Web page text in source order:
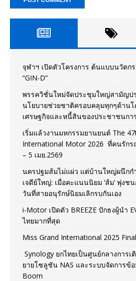
จุฬาฯ เปิดตัวโครงการ ต้นแบบนวัตก
“GIN-D”
พรรควิชั่นใหม่จัดประชุมใหญ่สามัญป
นโยบายช่วยชาติครอบคลุมทุกๆด้าน
เศรษฐกิจและหนี้สินของประชาชนกา
เริ่มแล้วงานมหกรรมยานยนต์ The
International Motor 2026 ที่คนรักร
– 5 เมย.2569
นครปฐมส้มไม่แผ่ว แต่บ้านใหญ่ผนึกก
เจดีย์ใหญ่: เมื่อคะแนนนิยม ‘ส้ม’ พุ่งช
วันที่สายอนุรักษ์นิยมเลิกรบกันเอง
i-Motor เปิดตัว BREEZE ปักธงผู้นำ
ไทยมากที่สุด
Miss Grand International 2025
Synology ยกไทยเป็นศูนย์กลางการ
ยายโซลูชัน NAS และระบบจัดการข้
Boom